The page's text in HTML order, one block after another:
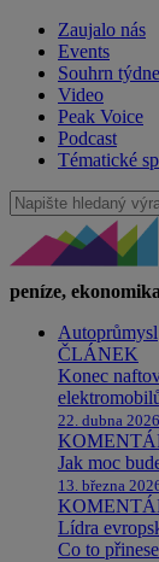
Zaujalo nás
Events
Souhrn týdne
Video
Peak Voice
Podcast
Tématické
peníze,
Autoprůmysl
ČLÁNEK
Konec
22. dubna 2026
Jak moc
13. března
Lídra
Co to